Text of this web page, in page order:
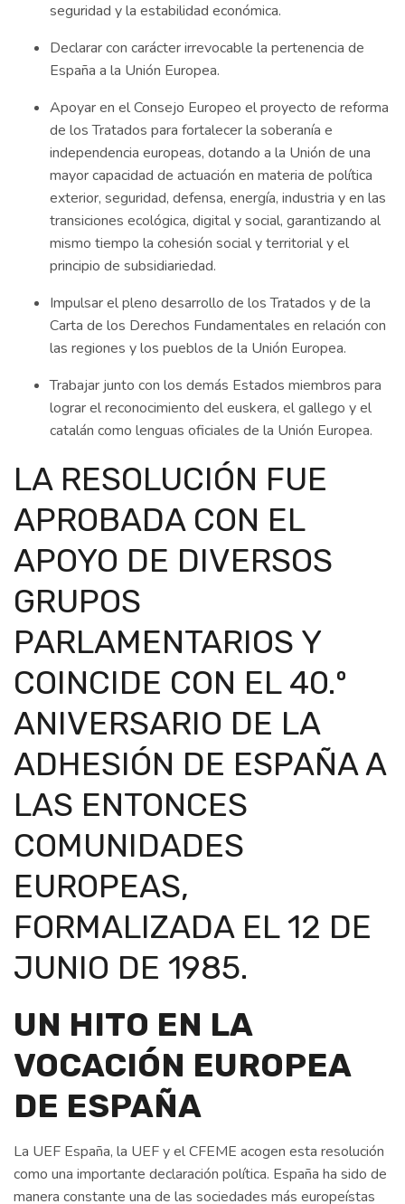
seguridad y la estabilidad económica.
Declarar con carácter irrevocable la pertenencia de
España a la Unión Europea.
Apoyar en el Consejo Europeo el proyecto de reforma
de los Tratados para fortalecer la soberanía e
independencia europeas, dotando a la Unión de una
mayor capacidad de actuación en materia de política
exterior, seguridad, defensa, energía, industria y en las
transiciones ecológica, digital y social, garantizando al
mismo tiempo la cohesión social y territorial y el
principio de subsidiariedad.
Impulsar el pleno desarrollo de los Tratados y de la
Carta de los Derechos Fundamentales en relación con
las regiones y los pueblos de la Unión Europea.
Trabajar junto con los demás Estados miembros para
lograr el reconocimiento del euskera, el gallego y el
catalán como lenguas oficiales de la Unión Europea.
LA RESOLUCIÓN FUE
APROBADA CON EL
APOYO DE DIVERSOS
GRUPOS
PARLAMENTARIOS Y
COINCIDE CON EL 40.º
ANIVERSARIO DE LA
ADHESIÓN DE ESPAÑA A
LAS ENTONCES
COMUNIDADES
EUROPEAS,
FORMALIZADA EL 12 DE
JUNIO DE 1985.
UN HITO EN LA
VOCACIÓN EUROPEA
DE ESPAÑA
La UEF España, la UEF y el CFEME acogen esta resolución
como una importante declaración política. España ha sido de
manera constante una de las sociedades más europeístas